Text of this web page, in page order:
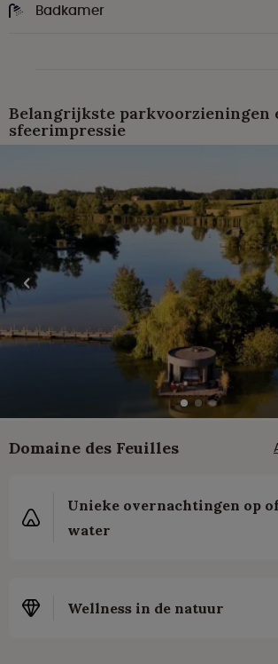
Badkamer
Belangrijkste parkvoorzieningen
sfeerimpressie
Domaine des Feuilles
Unieke overnachtingen op
water
Wellness in de natuur